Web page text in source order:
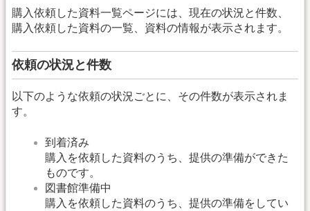
購入依頼した資料一覧ページには、現在の状況と件数、
購入依頼した資料の一覧、資料の情報が表示されます。
依頼の状況と件数
以下のような依頼の状況ごとに、その件数が表示されま
す。
到着済み
購入を依頼した資料のうち、提供の準備ができた
ものです。
図書館準備中
購入を依頼した資料のうち、提供の準備をしてい